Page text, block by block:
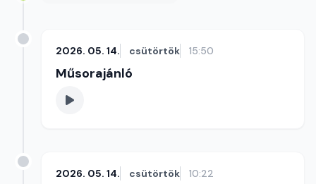
2026. 05. 14. csütörtök 15:50
Műsorajánló
2026. 05. 14. csütörtök 10:22